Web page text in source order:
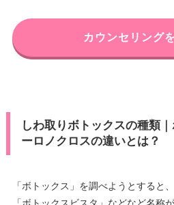
カウンセリング
しわ取りボトックスの種類
ーロノクロスの違いとは？
「ボトックス」を調べようとすると